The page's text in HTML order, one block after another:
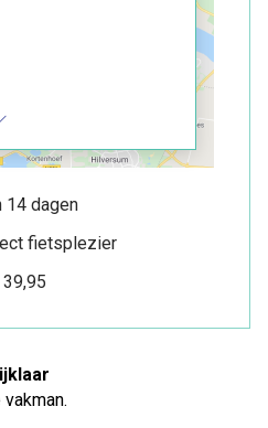
14 dagen
fietsplezier